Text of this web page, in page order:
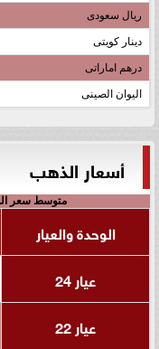
ريال سعودى
دينار كويتى
درهم اماراتى
اليوان الصينى
أسعار الذهب
متوسط سعر
الوحدة والعيار
عيار 24
عيار 22